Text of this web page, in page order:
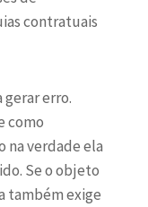
contratuais
erro.
como
na verdade ela
Se o objeto
também exige